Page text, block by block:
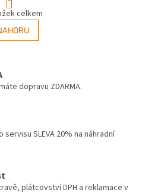
O
v
l
á
í
k
i
r
á
n
k
n
í
celkem
dopravu ZDARMA.
servisu SLEVA 20% na náhradní
plátcovství DPH a reklamace v